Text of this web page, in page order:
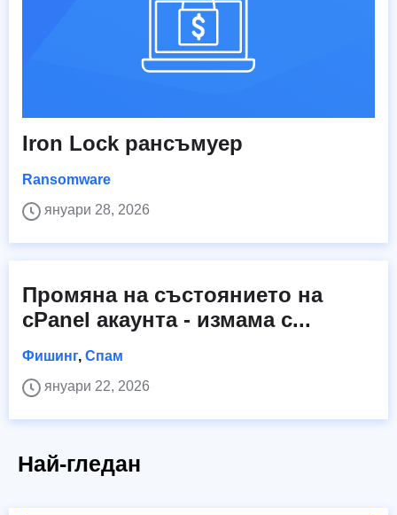
Iron Lock рансъмуер
Ransomware
януари 28, 2026
Промяна на състоянието на
cPanel акаунта - измама с...
Фишинг, Спам
януари 22, 2026
Най-гледан